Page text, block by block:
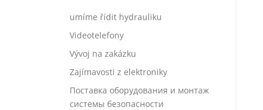
umíme řídit hydrauliku
Videotelefony
Vývoj na zakázku
Zajímavosti z elektroniky
Поставка оборудования и монтаж
системы безопасности